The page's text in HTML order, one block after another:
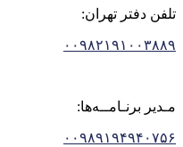
تلفن دفتر تهران:
۰۰۹۸۲۱۹۱۰۰۳۸۸۹
مـدیر برنـامــه‌ها:
۰۰۹۸۹۱۹۴۹۴۰۷۵۶